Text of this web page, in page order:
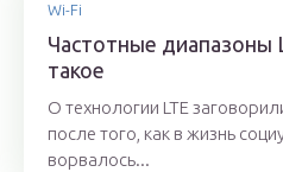
Wi-Fi
Частотные диапазоны
такое
О технологии LTE
после того, как в жизнь
ворвалось...